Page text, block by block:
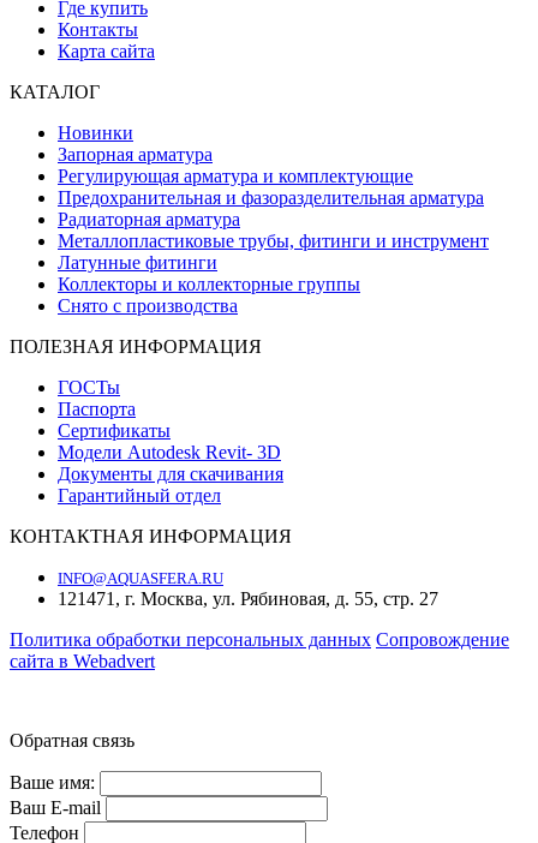
Где купить
Контакты
Карта сайта
КАТАЛОГ
Новинки
Запорная арматура
Регулирующая арматура и комплектующие
Предохранительная и фазоразделительная арматура
Радиаторная арматура
Металлопластиковые трубы, фитинги и инструмент
Латунные фитинги
Коллекторы и коллекторные группы
Снято с производства
ПОЛЕЗНАЯ ИНФОРМАЦИЯ
ГОСТы
Паспорта
Сертификаты
Модели Autodesk Revit- 3D
Документы для скачивания
Гарантийный отдел
КОНТАКТНАЯ ИНФОРМАЦИЯ
INFO@AQUASFERA.RU
121471, г. Москва, ул. Рябиновая, д. 55, стр. 27
Политика обработки персональных данных Cопровождение
сайта в Webadvert
Обратная связь
Ваше имя:
Ваш E-mail
Телефон